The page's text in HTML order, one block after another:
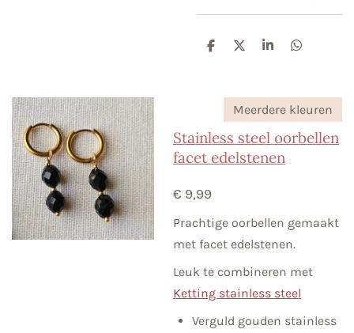
D
D
S
e
D
n
Meerdere kleuren
Stainless steel oorbellen
facet edelstenen
€ 9,99
Prachtige oorbellen gemaakt
met facet edelstenen.
Leuk te combineren met
Ketting stainless steel
Verguld gouden stainless